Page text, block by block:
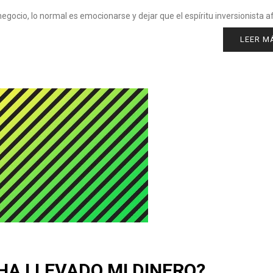
lo normal es emocionarse y dejar que el espíritu inversionista
LEER